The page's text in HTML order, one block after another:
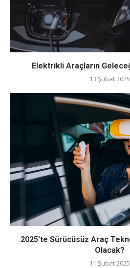
Elektrikli Araçların
13 Şubat 2025
2025’te Sürücüsüz Araç
Olacak?
11 Şubat 2025